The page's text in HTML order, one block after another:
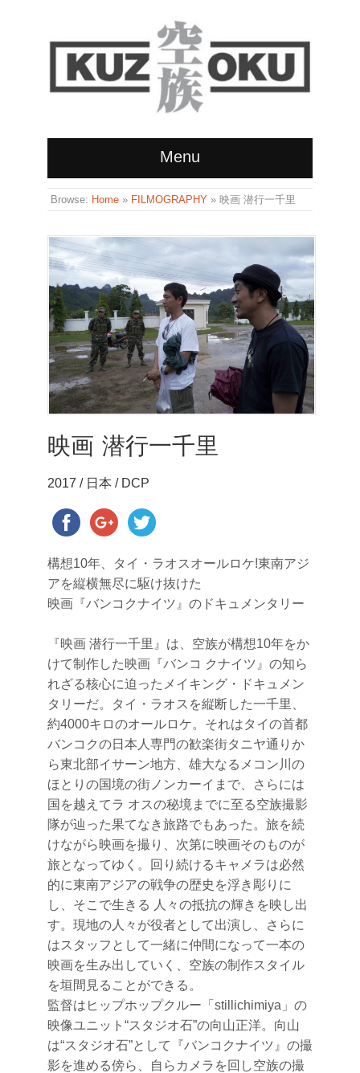
Menu
Browse: Home » FILMOGRAPHY » 映画 潜行一千里
映画 潜行一千里
2017 / 日本 / DCP
構想10年、タイ・ラオスオールロケ!東南アジ
アを縦横無尽に駆け抜けた
映画『バンコクナイツ』のドキュメンタリー
『映画 潜行一千里』は、空族が構想10年をか
けて制作した映画『バンコ クナイツ』の知ら
れざる核心に迫ったメイキング・ドキュメン
タリーだ。タイ・ラオスを縦断した一千里、
約4000キロのオールロケ。それはタイの首都
バンコクの日本人専門の歓楽街タニヤ通りか
ら東北部イサーン地方、雄大なるメコン川の
ほとりの国境の街ノンカーイまで、さらには
国を越えてラ オスの秘境までに至る空族撮影
隊が辿った果てなき旅路でもあった。旅を続
けながら映画を撮り、次第に映画そのものが
旅となってゆく。回り続けるキャメラは必然
的に東南アジアの戦争の歴史を浮き彫りに
し、そこで生きる 人々の抵抗の輝きを映し出
す。現地の人々が役者として出演し、さらに
はスタッフとして一緒に仲間になって一本の
映画を生み出していく、空族の制作スタイル
を垣間見ることができる。
監督はヒップホップクルー「stillichimiya」の
映像ユニット“スタジオ石”の向山正洋。向山
は“スタジオ石”として『バンコクナイツ』の撮
影を進める傍ら、自らカメラを回し空族の撮